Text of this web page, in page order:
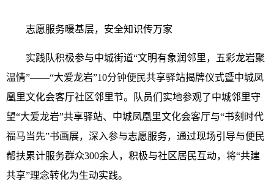
志愿服务暖基层，安全知识传万家
实践队积极参与中城街道“文明有象润邻里，五彩龙岩聚
温情”——“大爱龙岩”10分钟便民共享驿站揭牌仪式暨中城凤
凰里文化会客厅社区邻里节。队员们实地参观了中城邻里守
望“大爱龙岩”共享驿站、中城凤凰里文化会客厅与“书刻时代
福马当先”书画展，深入参与志愿服务，通过现场引导与便民
帮扶累计服务群众300余人，积极与社区居民互动，将“共建
共享”理念转化为生动实践。